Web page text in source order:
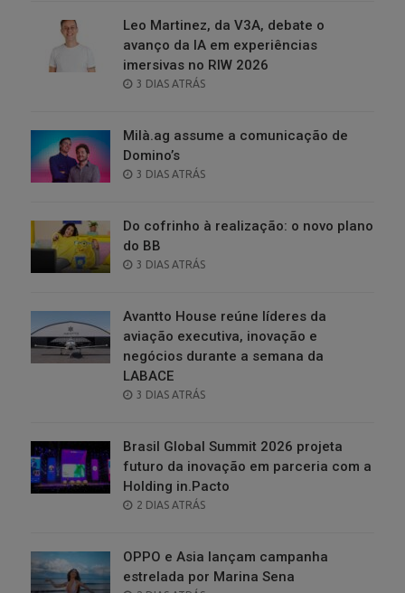
Leo Martinez, da V3A, debate o
avanço da IA em experiências
imersivas no RIW 2026
POSTED
3 DIAS ATRÁS
Milà.ag assume a comunicação de
Domino’s
POSTED
3 DIAS ATRÁS
Do cofrinho à realização: o novo plano
do BB
POSTED
3 DIAS ATRÁS
Avantto House reúne líderes da
aviação executiva, inovação e
negócios durante a semana da
LABACE
POSTED
3 DIAS ATRÁS
Brasil Global Summit 2026 projeta
futuro da inovação em parceria com a
Holding in.Pacto
POSTED
2 DIAS ATRÁS
OPPO e Asia lançam campanha
estrelada por Marina Sena